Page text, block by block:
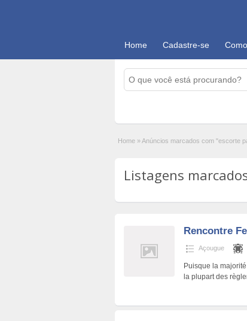
Home Cadastre-se
Home »Anúncios marcados com "escorte
Listagens
Rencontre
Açougue
Puisque la
la plupart des